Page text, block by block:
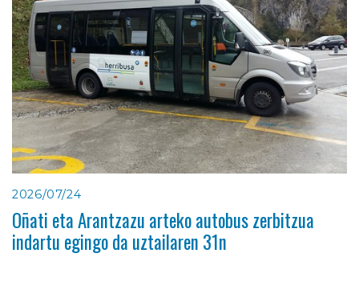
2026/07/24
Oñati eta Arantzazu arteko autobus zerbitzua
indartu egingo da uztailaren 31n